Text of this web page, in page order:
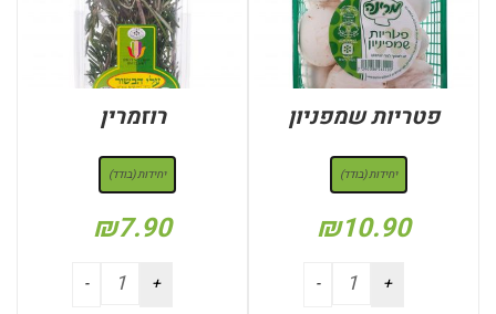
פטריות שמפניון
יחידות (בודד)
₪10.90
רוזמרין
יחידות (בודד)
₪7.90